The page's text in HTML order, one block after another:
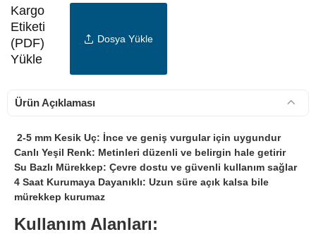
Kargo
Etiketi
(PDF)
Yükle
Dosya Yükle
Ürün Açıklaması
2-5 mm Kesik Uç: İnce ve geniş vurgular için uygundur
Canlı Yeşil Renk: Metinleri düzenli ve belirgin hale getirir
Su Bazlı Mürekkep: Çevre dostu ve güvenli kullanım sağlar
4 Saat Kurumaya Dayanıklı: Uzun süre açık kalsa bile
mürekkep kurumaz
Kullanım Alanları: